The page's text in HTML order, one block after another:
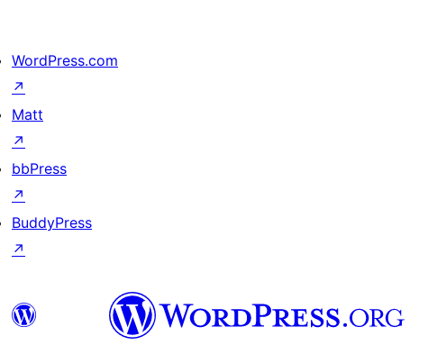
WordPress.com
↗
Matt
↗
bbPress
↗
BuddyPress
↗